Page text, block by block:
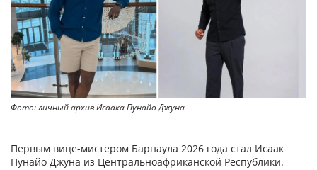
Фото: личный архив Исаака Пунайо Джуна
Первым вице-мистером Барнаула 2026 года стал Исаак
Пунайо Джуна из Центральноафриканской Республики.